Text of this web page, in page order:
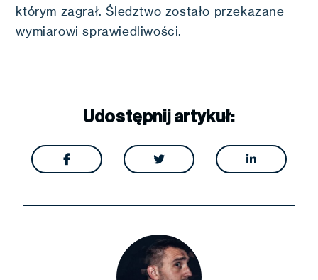
którym zagrał. Śledztwo zostało przekazane
wymiarowi sprawiedliwości.
Udostępnij artykuł:
  